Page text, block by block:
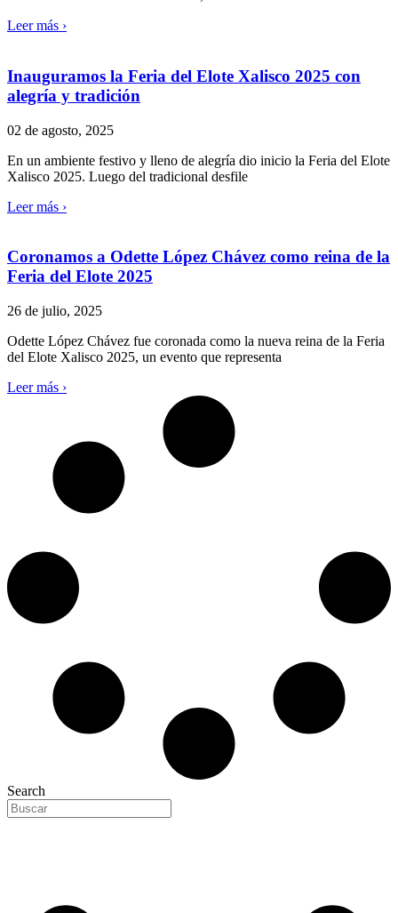
Leer más ›
Inauguramos la Feria del Elote Xalisco 2025 con
alegría y tradición
02 de agosto, 2025
En un ambiente festivo y lleno de alegría dio inicio la Feria del Elote
Xalisco 2025. Luego del tradicional desfile
Leer más ›
Coronamos a Odette López Chávez como reina de la
Feria del Elote 2025
26 de julio, 2025
Odette López Chávez fue coronada como la nueva reina de la Feria
del Elote Xalisco 2025, un evento que representa
Leer más ›
Search